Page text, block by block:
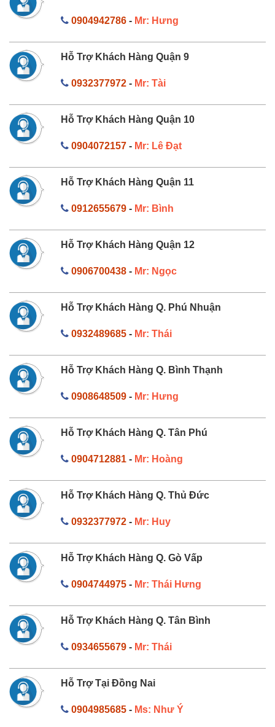
0904942786- Mr: Hưng
Hỗ Trợ Khách Hàng Quận 9
0932377972- Mr: Tài
Hỗ Trợ Khách Hàng Quận 10
0904072157- Mr: Lê Đạt
Hỗ Trợ Khách Hàng Quận 11
0912655679- Mr: Bình
Hỗ Trợ Khách Hàng Quận 12
0906700438- Mr: Ngọc
Hỗ Trợ Khách Hàng Q. Phú Nhuận
0932489685- Mr: Thái
Hỗ Trợ Khách Hàng Q. Bình Thạnh
0908648509- Mr: Hưng
Hỗ Trợ Khách Hàng Q. Tân Phú
0904712881- Mr: Hoàng
Hỗ Trợ Khách Hàng Q. Thủ Đức
0932377972- Mr: Huy
Hỗ Trợ Khách Hàng Q. Gò Vấp
0904744975- Mr: Thái Hưng
Hỗ Trợ Khách Hàng Q. Tân Bình
0934655679- Mr: Thái
Hỗ Trợ Tại Đồng Nai
0904985685- Ms: Như Ý